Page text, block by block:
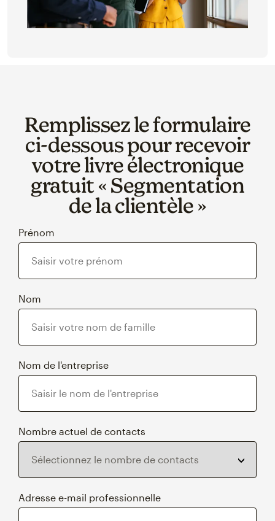
Remplissez le formulaire
ci‑dessous pour recevoir
votre livre électronique
gratuit « Segmentation
de la clientèle »
Prénom
Nom
Nom de l'entreprise
Nombre actuel de contacts
Adresse e-mail professionnelle